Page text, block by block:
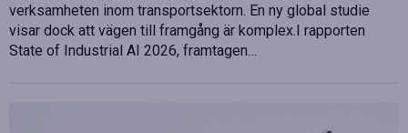
verksamheten inom transportsektorn. En ny global studie
visar dock att vägen till framgång är komplex.I rapporten
State of Industrial AI 2026, framtagen…